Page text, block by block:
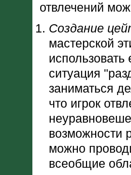
отвлечений
Создание
мастерской
использовать
ситуация
заниматься
что игрок
возможности
можно
всеобщие